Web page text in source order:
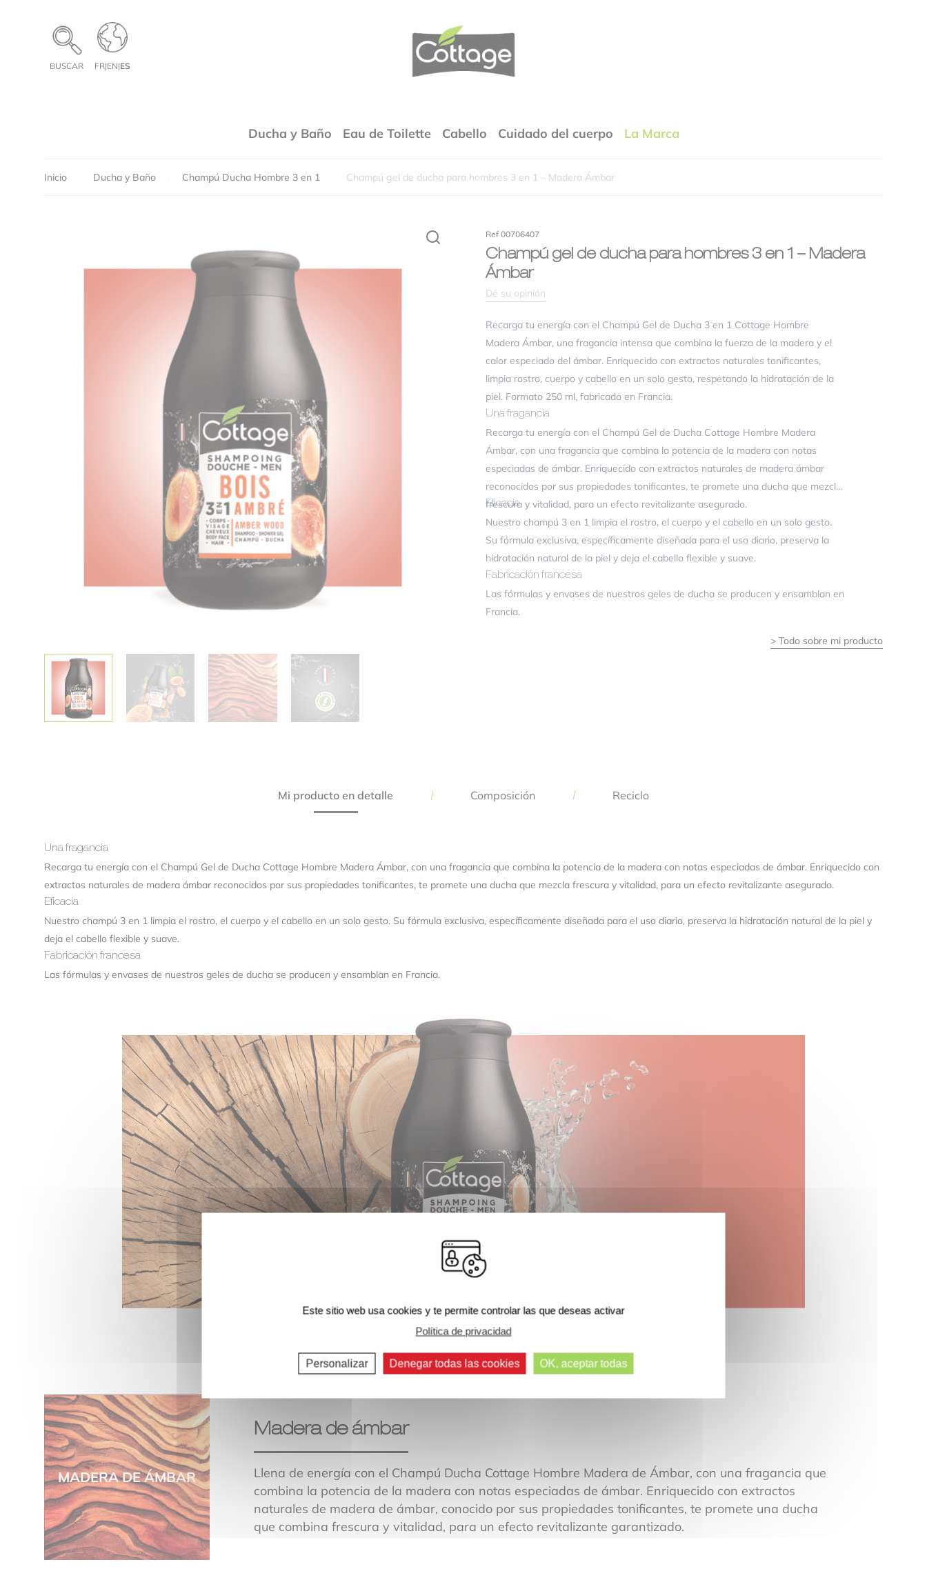
BUSCAR FR|EN|ES
COTTAGE
Ducha y Baño Eau de Toilette Cabello Cuidado del cuerpo La Marca
Inicio Ducha y Baño Champú Ducha Hombre 3 en 1 Champú gel de ducha para hombres 3 en 1 – Madera Ámbar
Ref 00706407
Champú gel de ducha para hombres 3 en 1 – Madera
Ámbar
Dé su opinión
Recarga tu energía con el Champú Gel de Ducha 3 en 1 Cottage Hombre
Madera Ámbar, una fragancia intensa que combina la fuerza de la madera y el
calor especiado del ámbar. Enriquecido con extractos naturales tonificantes,
limpia rostro, cuerpo y cabello en un solo gesto, respetando la hidratación de la
piel. Formato 250 ml, fabricado en Francia.
Una fragancia
Recarga tu energía con el Champú Gel de Ducha Cottage Hombre Madera
Ámbar, con una fragancia que combina la potencia de la madera con notas
especiadas de ámbar. Enriquecido con extractos naturales de madera ámbar
reconocidos por sus propiedades tonificantes, te promete una ducha que mezcla
frescura y vitalidad, para un efecto revitalizante asegurado.
Eficacia
Nuestro champú 3 en 1 limpia el rostro, el cuerpo y el cabello en un solo gesto.
Su fórmula exclusiva, específicamente diseñada para el uso diario, preserva la
hidratación natural de la piel y deja el cabello flexible y suave.
Fabricación francesa
Las fórmulas y envases de nuestros geles de ducha se producen y ensamblan en
Francia.
> Todo sobre mi producto
Mi producto en detalle Composición Reciclo
Una fragancia
Recarga tu energía con el Champú Gel de Ducha Cottage Hombre Madera Ámbar, con una fragancia que combina la potencia de la madera con notas especiadas de ámbar. Enriquecido con
extractos naturales de madera ámbar reconocidos por sus propiedades tonificantes, te promete una ducha que mezcla frescura y vitalidad, para un efecto revitalizante asegurado.
Eficacia
Nuestro champú 3 en 1 limpia el rostro, el cuerpo y el cabello en un solo gesto. Su fórmula exclusiva, específicamente diseñada para el uso diario, preserva la hidratación natural de la piel y
deja el cabello flexible y suave.
Fabricación francesa
Las fórmulas y envases de nuestros geles de ducha se producen y ensamblan en Francia.
MADERA DE ÁMBAR
Madera de ámbar
Llena de energía con el Champú Ducha Cottage Hombre Madera de Ámbar, con una fragancia que
combina la potencia de la madera con notas especiadas de ámbar. Enriquecido con extractos
naturales de madera de ámbar, conocido por sus propiedades tonificantes, te promete una ducha
que combina frescura y vitalidad, para un efecto revitalizante garantizado.
Tu dirección de correo electrónico no será publicada.
Textura
Relación calidad-precio
Eficacia
Tu valoración
Nombre
Correo electrónico
Guarda mi nombre, correo electrónico y web en este navegador para la
Este sitio web usa cookies y te permite controlar las que deseas activar
Política de privacidad
Personalizar Denegar todas las cookies OK, aceptar todas